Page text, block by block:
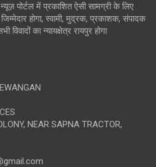
पोर्टल में प्रकाशित ऐसी सामग्री के लिए
होगा, स्वामी, मुद्रक, प्रकाशक, संपादक
विवादों का न्यायक्षेत्र रायपुर होगा
NEAR SAPNA TRACTOR,